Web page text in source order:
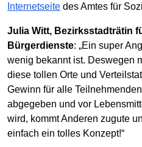
Internetseite des Amtes für
Julia Witt, Bezirksstadträtin
Bürgerdienste: „Ein super
wenig bekannt ist. Deswegen
diese tollen Orte und
Gewinn für alle
abgegeben und vor
wird, kommt Anderen zugute
einfach ein tolles Konzept!“